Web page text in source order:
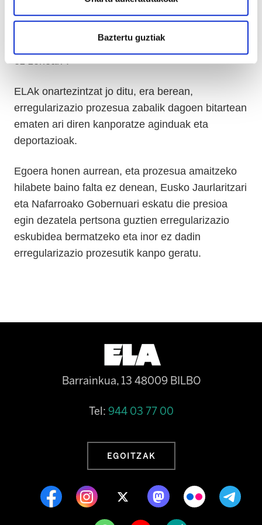
Baztertu guztiak
ELAk adierazi duenez, erregularizazio prozesuan
zieten “modu erabat arbitrarioan eta beharrezkoa
ez zenean”.
ELAk onartezintzat jo ditu, era berean,
erregularizazio prozesua zabalik dagoen bitartean
ematen ari diren kanporatze aginduak eta
deportazioak.
Egoera honen aurrean, eta prozesua amaitzeko
hilabete baino falta ez denean, Eusko Jaurlaritzari
eta Nafarroako Gobernuari eskatu die presioa
egin dezatela pertsona guztien erregularizazio
eskubidea bermatzeko eta inor ez dadin
erregularizazio prozesutik kanpo geratu.
Barrainkua, 13 48009 BILBO
Tel: 944 03 77 00
EGOITZAK